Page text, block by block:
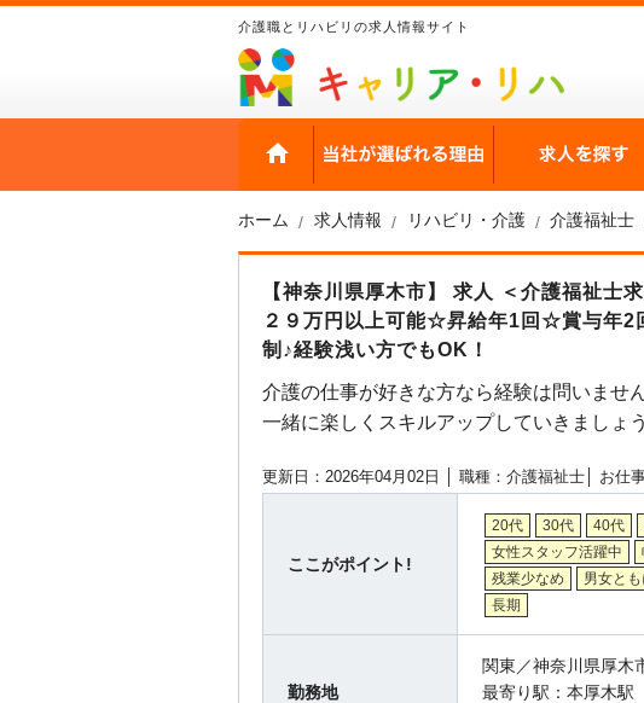
介護職とリハビリの求人情報サイト
当社が選ばれる理
ホーム 求人情報 リハビリ・介護 介護福祉士
【神奈川県厚木市】 求人 ＜介護福祉士
２９万円以上可能☆昇給年1回☆賞与年2
制♪経験浅い方でもOK！
介護の仕事が好きな方なら経験は問いませ
一緒に楽しくスキルアップしていきましょ
更新日：2026年04月02日 │ 職種：介護福祉士│ お仕
ここがポイント!
20代 30代 40代
女性スタッフ活躍中
残業少なめ
男女と
長期
勤務地
関東／神奈川県厚木
最寄り駅：本厚木駅